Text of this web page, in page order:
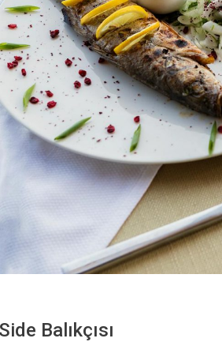
Balıkçısı